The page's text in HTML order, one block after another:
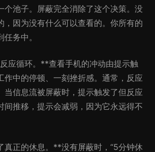
个池子。屏蔽完全消除了这个决策。没
，因为没有什么可以查看的。你所有的
务中。
应循环。**查看手机的冲动由提示触
作中的停顿、一刻挫折感。通常，反应
当信息流被屏蔽时，提示触发了但反应
间推移，提示会减弱，因为它永远得不
真正的休息。**没有屏蔽时，“5分钟休